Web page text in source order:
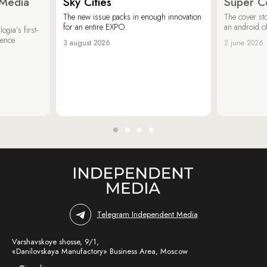
first-
The new issue packs in enough innovation
for an entire EXPO.
3 august 2026
The cover
an android
2 june 2026
Telegram Independent Media
Varshavskoye shosse, 9/1,
«Danilovskaya Manufactory» Business Area, Moscow